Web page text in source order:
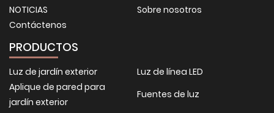
NOTICIAS
Sobre nosotros
Contáctenos
PRODUCTOS
Luz de jardín exterior
Luz de línea LED
Aplique de pared para
jardín exterior
Fuentes de luz